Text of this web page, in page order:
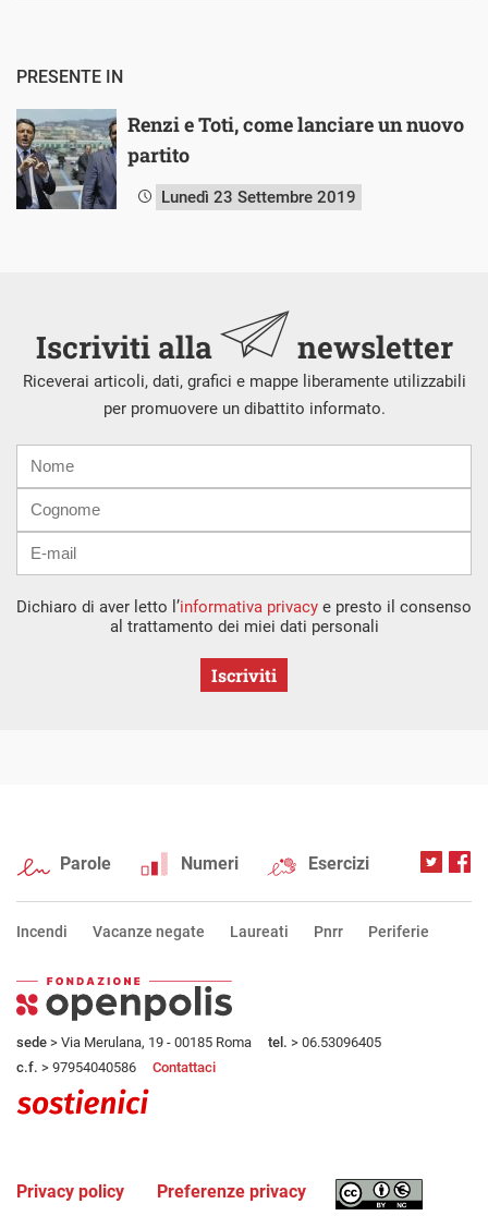
PRESENTE IN
Renzi e Toti, come lanciare un nuovo
partito
Lunedì 23 Settembre 2019
Iscriviti alla newsletter
Riceverai articoli, dati, grafici e mappe liberamente utilizzabili
per promuovere un dibattito informato.
mail
Dichiaro di aver letto l’informativa privacy e presto il consenso
al trattamento dei miei dati personali
Iscriviti
Parole Numeri Esercizi
Incendi Vacanze negate Laureati Pnrr Periferie
sede > Via Merulana, 19 - 00185 Roma tel. > 06.53096405
c.f. > 97954040586 Contattaci
Privacy policy Preferenze privacy